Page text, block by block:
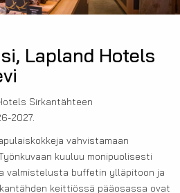
Lapland Hotels
Sirkantähteen
2027.
vahvistamaan
kuuluu monipuolisesti
valmistelusta buffetin ylläpitoon ja
keittiössä pääosassa ovat